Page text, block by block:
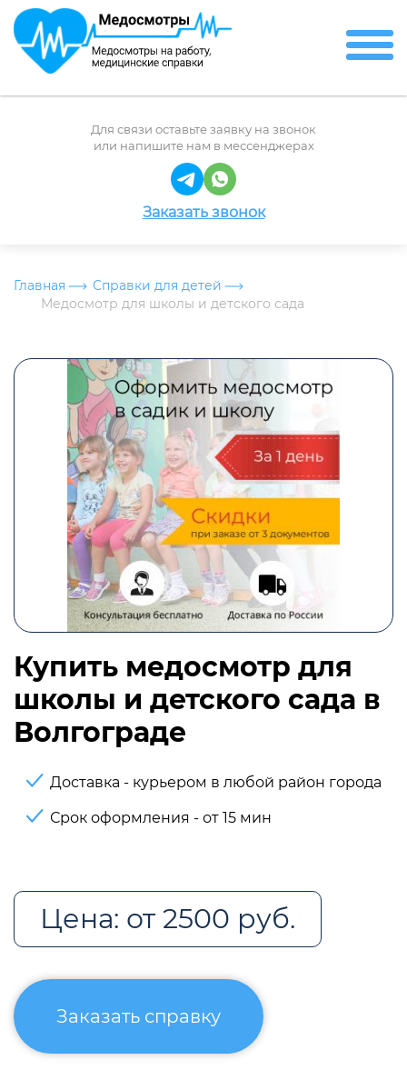
Для связи оставьте заявку на звонок
или напишите нам в мессенджерах
Заказать звонок
Главная
Справки для детей
Медосмотр для школы и детского сада
Купить медосмотр для
школы и детского сада в
Волгограде
Доставка - курьером в любой район города
Срок оформления - от 15 мин
Цена: от 2500 руб.
Заказать справку